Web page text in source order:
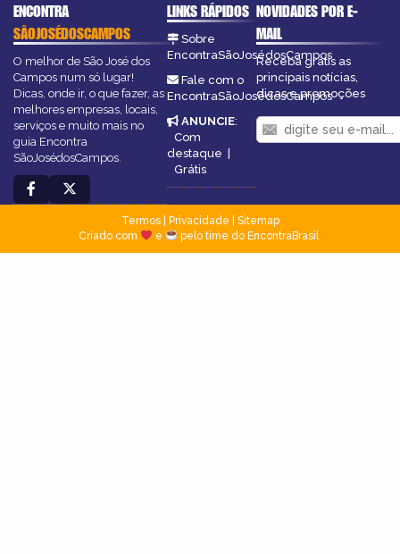
ENCONTRA
SÃOJOSÉDOSCAMPOS
O melhor de São José dos
Campos num só lugar!
Dicas, onde ir, o que fazer, as
melhores empresas, locais,
serviços e muito mais no
guia Encontra
SãoJosédosCampos.
LINKS RÁPIDOS
Sobre
EncontraSãoJosédosCampos
Fale com o
EncontraSãoJosédosCampos
ANUNCIE:
Com
destaque |
Grátis
NOVIDADES POR E-
MAIL
Receba grátis as
principais notícias,
dicas e promoções
Termos| Privacidade
Sitemap
Criado com
e pelo time do EncontraBrasil